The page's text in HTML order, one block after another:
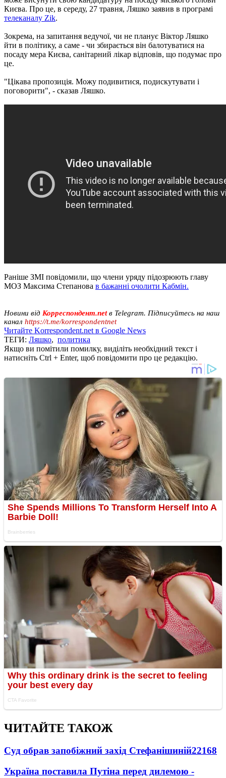
Києва. Про це, в середу, 27 травня, Ляшко заявив в програмі
телеканалу Zik.
Зокрема, на запитання ведучої, чи не планує Віктор Ляшко
йти в політику, а саме - чи збирається він балотуватися на
посаду мера Києва, санітарний лікар відповів, що подумає про
це.
"Цікава пропозиція. Можу подивитися, подискутувати і
поговорити", - сказав Ляшко.
Раніше ЗМІ повідомили, що члени уряду підозрюють главу
МОЗ Максима Степанова в бажанні очолити Кабмін.
Новини від Корреспондент.netв Telegram. Підписуйтесь на наш
канал https://t.me/korrespondentnet
Читайте Korrespondent.net в Google News
ТЕГИ: Ляшко, политика
Якщо ви помітили помилку, виділіть необхідний текст і
натисніть Ctrl + Enter, щоб повідомити про це редакцію.
ЧИТАЙТЕ ТАКОЖ
Суд обрав запобіжний захід Стефанішиній22168
Україна поставила Путіна перед дилемою -